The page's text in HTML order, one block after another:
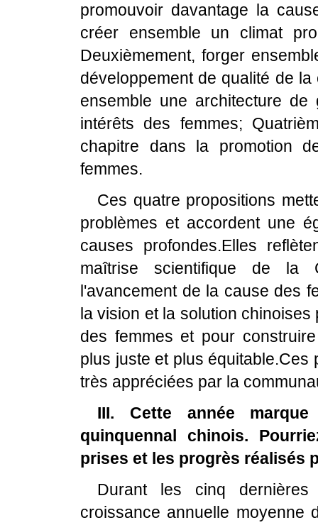
promouvoir davantage la
créer ensemble un climat
Deuxièmement, forger
développement de qualité de
ensemble une architecture
intérêts des femmes;
chapitre dans la promotion
femmes.
Ces quatre propositions
problèmes et accordent une
causes profondes.Elles
maîtrise scientifique de la
l'avancement de la cause des
la vision et la solution
des femmes et pour
plus juste et plus équitable.Ces
très appréciées par la
III. Cette année
quinquennal chinois.
prises et les progrès réalisés
Durant les cinq
croissance annuelle moyenne